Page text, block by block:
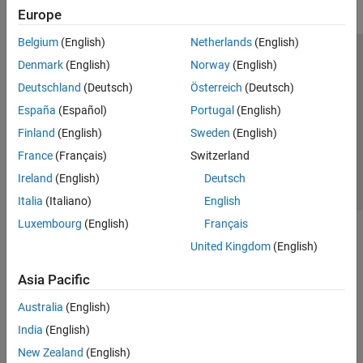
Europe
Belgium (English)
Denmark (English)
Deutschland (Deutsch)
España (Español)
Finland (English)
France (Français)
Ireland (English)
Italia (Italiano)
Luxembourg (English)
Netherlands(English)
Norway(English)
Österreich (Deutsch)
Portugal (English)
Sweden (English)
Switzerland
Deutsch
English
Français
United Kingdom(English)
Asia Pacific
Australia (English)
India (English)
New Zealand (English)
Trust Center Trademarks Privacy Policy
Preventing Piracy
Application Status
© 1994-2026 The MathWorks, Inc.